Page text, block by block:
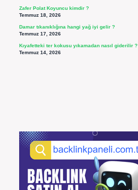
Zafer Polat Koyuncu kimdir ?
Temmuz 18, 2026
Damar tıkanıklığına hangi yağ iyi gelir ?
Temmuz 17, 2026
Kıyafetteki ter kokusu yıkamadan nasıl giderilir ?
Temmuz 14, 2026